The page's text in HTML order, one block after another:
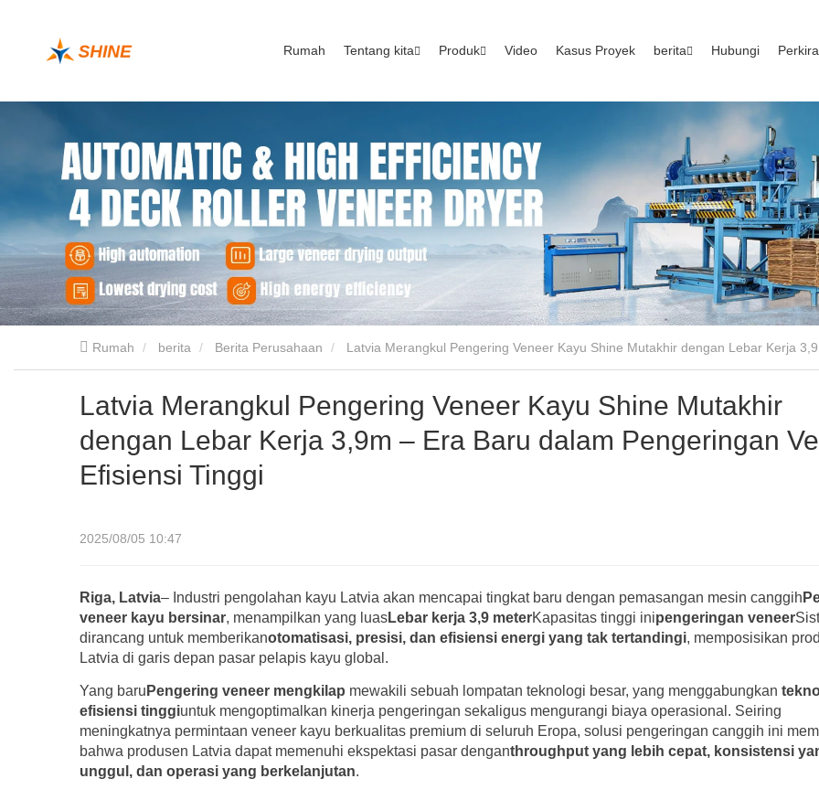
Rumah Tentang kita Produk Video Kasus Proyek berita Hubungi
Rumah berita Berita Perusahaan Latvia Merangkul Pengering Veneer Kayu Shine Mutakhir dengan Lebar Kerja
Latvia Merangkul Pengering Veneer Kayu Shine Mutakhir
dengan Lebar Kerja 3,9m – Era Baru dalam Pengeringan
Efisiensi Tinggi
2025/08/05 10:47
Riga, Latvia– Industri pengolahan kayu Latvia akan mencapai tingkat baru dengan pemasangan mesin canggih
veneer kayu bersinar, menampilkan yang luasLebar kerja 3,9 meterKapasitas tinggi inipengeringan veneer
dirancang untuk memberikanotomatisasi, presisi, dan efisiensi energi yang tak tertandingi, memposisikan
Latvia di garis depan pasar pelapis kayu global.
Yang baru Pengering veneer mengkilap mewakili sebuah lompatan teknologi besar, yang menggabungkan
efisiensi tinggiuntuk mengoptimalkan kinerja pengeringan sekaligus mengurangi biaya operasional. Seiring
meningkatnya permintaan veneer kayu berkualitas premium di seluruh Eropa, solusi pengeringan canggih ini
bahwa produsen Latvia dapat memenuhi ekspektasi pasar denganthroughput yang lebih cepat, konsistensi
unggul, dan operasi yang berkelanjutan.